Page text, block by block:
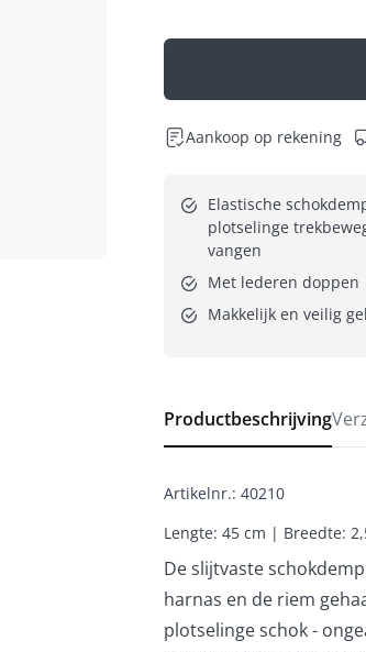
Aankoop op rekening
Elastische
plotselinge
vangen
Met lederen doppen
Makkelijk en veilig
Productbeschrijving
Artikelnr.: 40210
Lengte: 45 cm | Breedte:
De slijtvaste
harnas en de riem
plotselinge schok -